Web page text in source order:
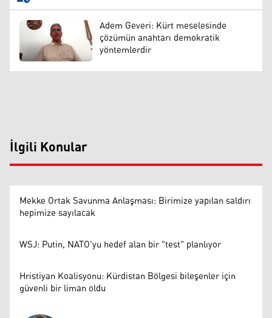
Adem Geveri: Kürt meselesinde
çözümün anahtarı demokratik
yöntemlerdir
İlgili Konular
Mekke Ortak Savunma Anlaşması: Birimize yapılan saldırı
hepimize sayılacak
WSJ: Putin, NATO'yu hedef alan bir "test" planlıyor
Hristiyan Koalisyonu: Kürdistan Bölgesi bileşenler için
güvenli bir liman oldu